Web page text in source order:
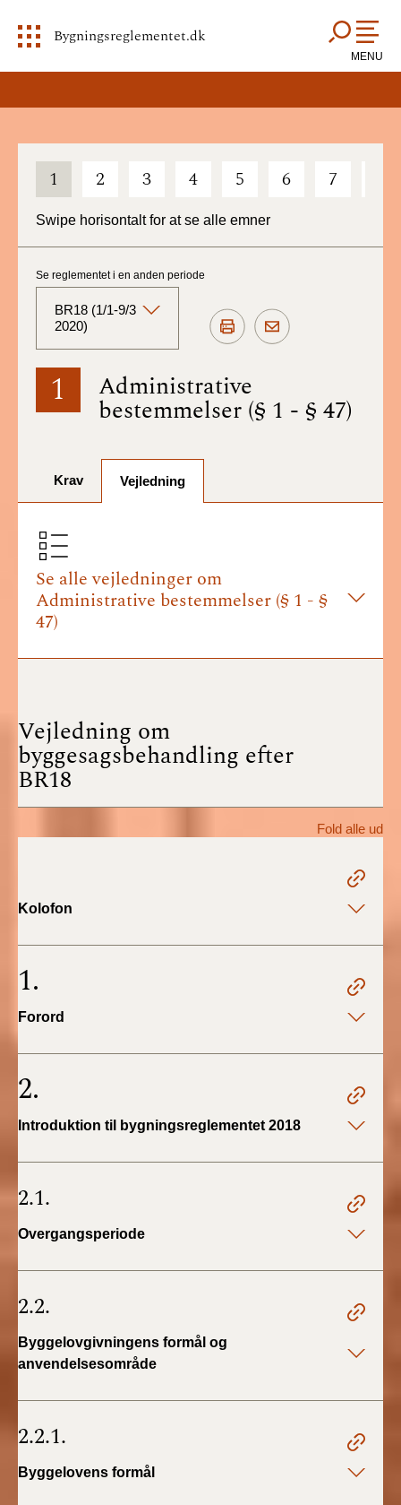
Bygningsreglementet.dk
MENU
1 2 3 4 5 6 7
Swipe horisontalt for at se alle emner
1 Administrative
bestemmelser (§ 1 - § 47)
Se reglementet i en anden periode
BR18 (1/1-9/3
2020)
BR18 (Aktuelt)
BR18 (1/7-31/12
BR18 (1/1-30/6
BR18 (1/7- 31/12
2024)
BR18 (1/1- 30/06
2024)
BR18 (17/9 - 31/12
2022)
2022)
2020)
2019)
2018)
2018)
Krav Vejledning
Se alle vejledninger om
Administrative bestemmelser (§ 1 - §
47)
Vejledning om
byggesagsbehandling efter
BR18
Fold alle ud
Kolofon
1.
Forord
2.
Introduktion til bygningsreglementet 2018
2.1.
Overgangsperiode
2.2.
Byggelovgivningens formål og
anvendelsesområde
2.2.1.
Byggelovens formål